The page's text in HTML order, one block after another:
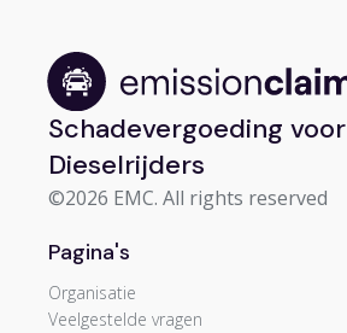
Schadevergoeding voor
Dieselrijders
©2026 EMC. All rights reserved
Pagina's
Organisatie
Veelgestelde vragen